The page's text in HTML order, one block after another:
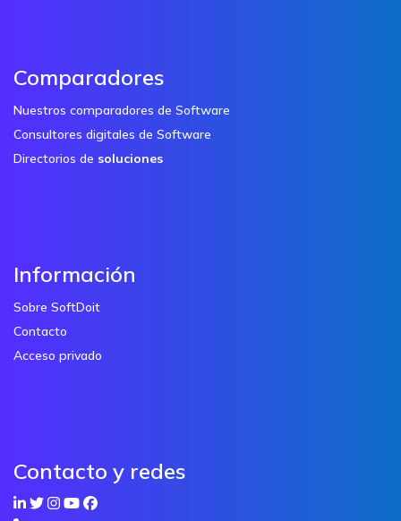
Comparadores
Nuestros comparadores de Software
Consultores digitales de Software
Directorios de soluciones
Información
Sobre SoftDoit
Contacto
Acceso privado
Contacto y redes